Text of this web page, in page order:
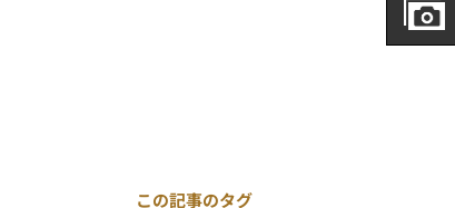
この記事のタグ